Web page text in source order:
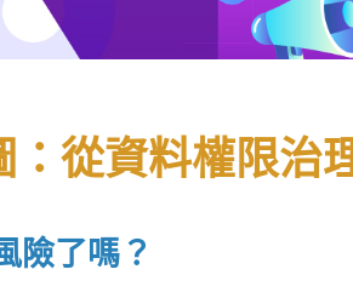
：從資料權限治
險了嗎？